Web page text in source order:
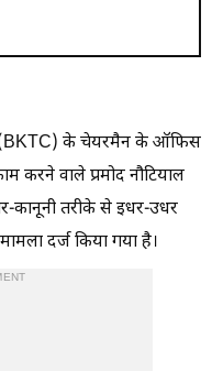
(BKTC) के चेयरमैन के ऑफिस
करने वाले प्रमोद नौटियाल
कानूनी तरीके से इधर-उधर
दर्ज किया गया है।